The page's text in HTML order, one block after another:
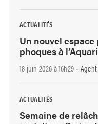
ACTUALITÉS
Un nouvel
phoques à
18 juin 2026 à 16h29 -
ACTUALITÉS
Semaine de